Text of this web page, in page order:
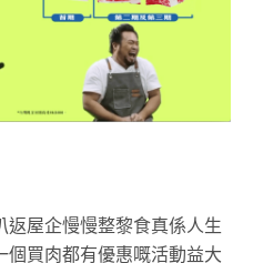
屋企慢慢整黎食真係人生
買肉都有優惠嘅活動益大